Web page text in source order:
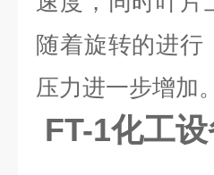
随着旋转的进
压力进一步增加。
FT-1化工